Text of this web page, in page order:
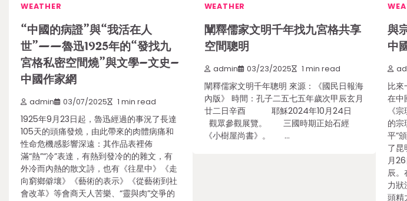
WEATHER
“中國的病證”與“我活在人
世”——魯迅1925年的“發找九
宮格私密空間燒”與文學–文史–
中國作家網
admin 03/07/2025 1 min read
1925年9月23日起，魯迅經過的事況了長達
105天的頭痛發燒，由此帶來的肉體病痛和
性命危機感影響深遠：其作品表裡佈
滿“熱”“冷”表達，有熱到發冷的的雜文，有
外冷而內熱的散文詩，也有《往星中》《走
向窮鄉僻壤》《藝術的表示》《從藝術到社
會改革》等會商天人苦樂、“靈與肉”交爭的
WEATHER
闡釋儒家文明千年找九宮格共享
空間聰明
admin 03/23/2025 1 min read
闡釋儒家文明千年聰明 來源：《國民日報海
內版》 時間：孔子二五七五年歲次甲辰玄月
廿二日辛酉 耶穌2024年10月24日
觀眾參觀展覽。 三國時期正始石經
《小樹屋尚書》。 …
與
中
比
在中
《
的宗
平”
了
月
辰。
力狀
頭精